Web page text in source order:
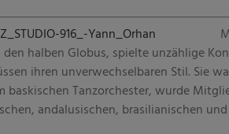
halben Globus, spielte unzählige
ihren unverwechselbaren Stil. Sie
baskischen Tanzorchester, wurde
andalusischen, brasilianischen